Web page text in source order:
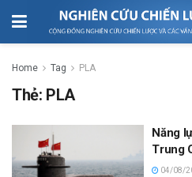
Home Tag PLA
Thẻ: PLA
Năng
Trung
04/08/